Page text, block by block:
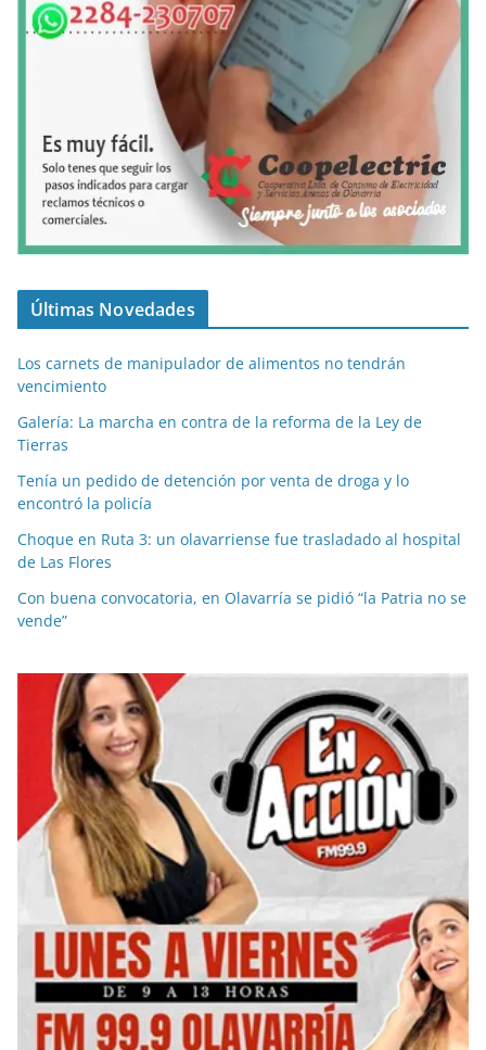
Últimas Novedades
Los carnets de manipulador de alimentos no tendrán
vencimiento
Galería: La marcha en contra de la reforma de la Ley de
Tierras
Tenía un pedido de detención por venta de droga y lo
encontró la policía
Choque en Ruta 3: un olavarriense fue trasladado al hospital
de Las Flores
Con buena convocatoria, en Olavarría se pidió “la Patria no se
vende”